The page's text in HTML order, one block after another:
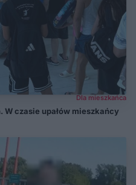
Dla mieszkańca
W czasie upałów mieszkańcy